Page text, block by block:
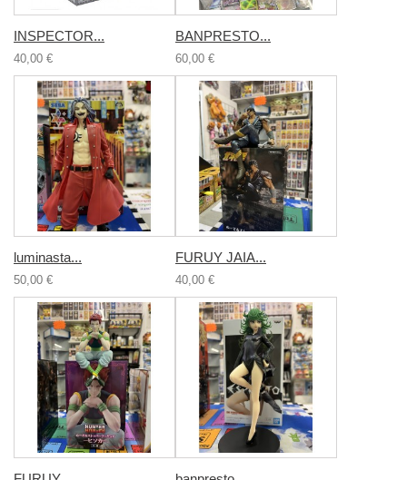
INSPECTOR...
40,00 €
BANPRESTO...
60,00 €
luminasta...
50,00 €
FURUY JAIA...
40,00 €